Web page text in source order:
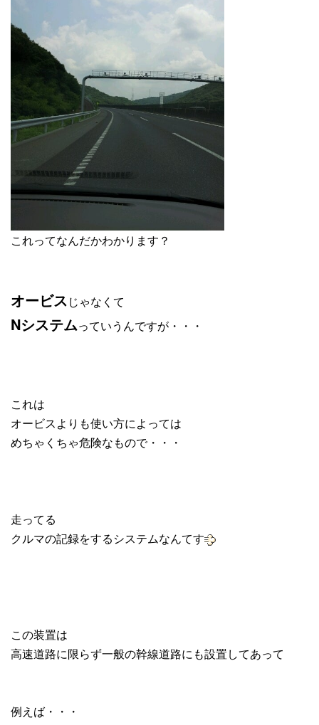
これってなんだかわかります？
オービスじゃなくて
Nシステムっていうんですが・・・
これは
オービスよりも使い方によっては
めちゃくちゃ危険なもので・・・
走ってる
クルマの記録をするシステムなんてす
この装置は
高速道路に限らず一般の幹線道路にも設置してあって
例えば・・・